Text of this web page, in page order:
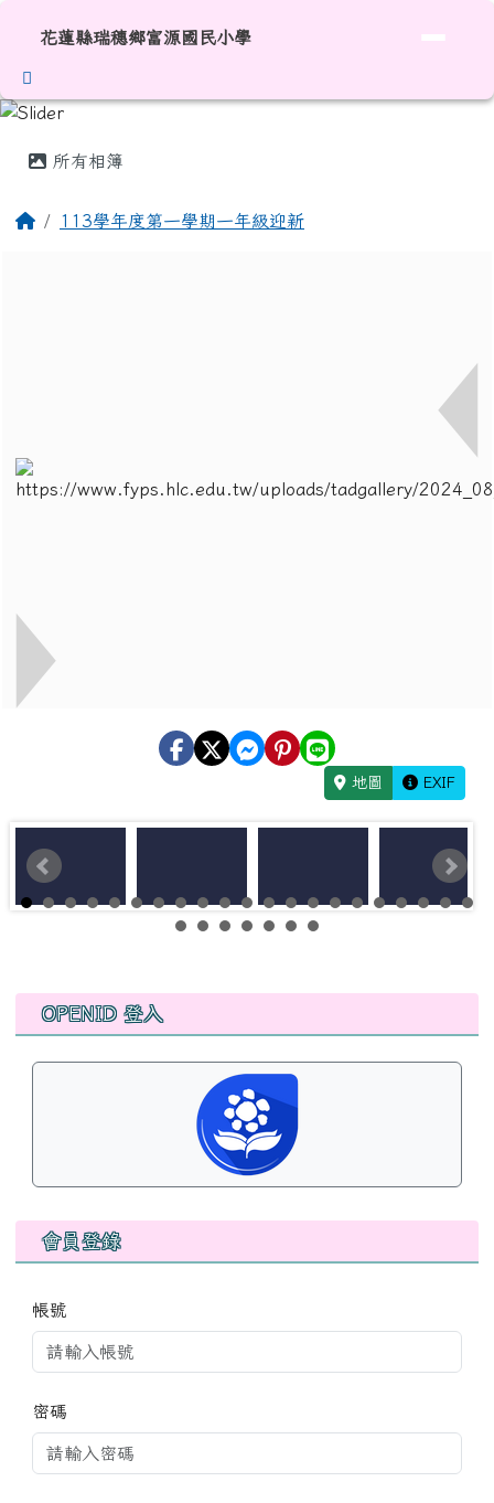
花蓮縣瑞穗鄉富源國民小學
所有相簿
回首頁113學年度第一學期一年級迎新
地圖 EXIF
左邊區域內容
OPENID 登入
會員登錄
帳號
密碼